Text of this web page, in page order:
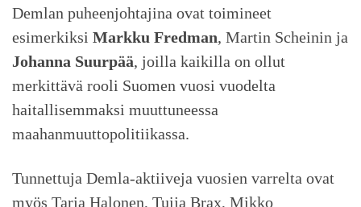
Demlan puheenjohtajina ovat toimineet
esimerkiksi Markku Fredman, Martin Scheinin ja
Johanna Suurpää, joilla kaikilla on ollut
merkittävä rooli Suomen vuosi vuodelta
haitallisemmaksi muuttuneessa
maahanmuuttopolitiikassa.
Tunnettuja Demla-aktiiveja vuosien varrelta ovat
myös Tarja Halonen, Tuija Brax, Mikko